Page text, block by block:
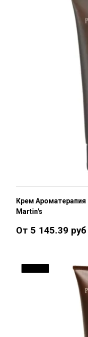
Крем
Martin's
От 5 145.39 руб